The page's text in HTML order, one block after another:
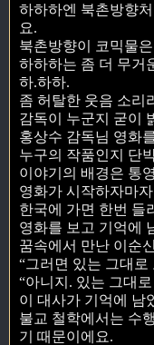
하하하엔 북촌방향
요.
북촌방향이 코믹물
하하하는 좀 더 무거
하.하하.
좀 허탈한 웃음 소리
감독이 누군지 굳이
홍상수 감독님 영화
누구의 작품인지 단
이야기의 배경은 통
영화가 시작하자마
한국에 가면 한번 들
영화를 보고 기억에
꿈속에서 만난 이순
“그러면 있는 그대로
“아니지. 있는 그대
이 대사가 기억에 남
불교 철학에서는 수
기 때문이에요.